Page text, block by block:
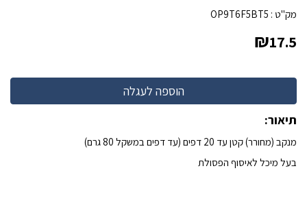
מק"ט : OP9T6F5BT5
₪17.5
תיאור:
מנקב (מחורר) קטן עד 20 דפים (עד דפים במשקל 80 גרם)
בעל מיכל לאיסוף הפסולת